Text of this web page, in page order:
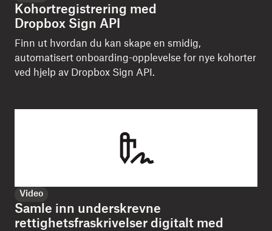
Kohortregistrering med
Dropbox Sign API
Finn ut hvordan du kan skape en smidig,
automatisert onboarding-opplevelse for nye kohorter
ved hjelp av Dropbox Sign API.
Video
Samle inn underskrevne
rettighetsfraskrivelser digitalt med